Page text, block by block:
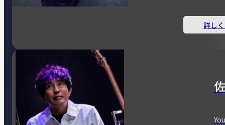
詳し